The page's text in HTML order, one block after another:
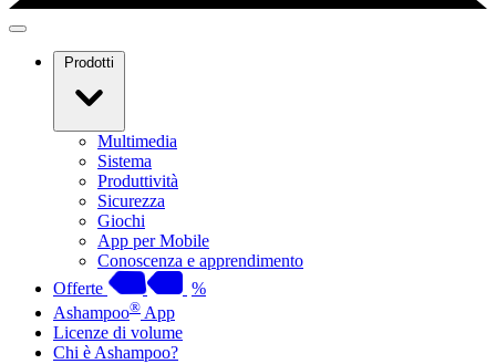
Prodotti
Multimedia
Sistema
Produttività
Sicurezza
Giochi
App per Mobile
Conoscenza e apprendimento
Offerte
%
Ashampoo® App
Licenze di volume
Chi è Ashampoo?